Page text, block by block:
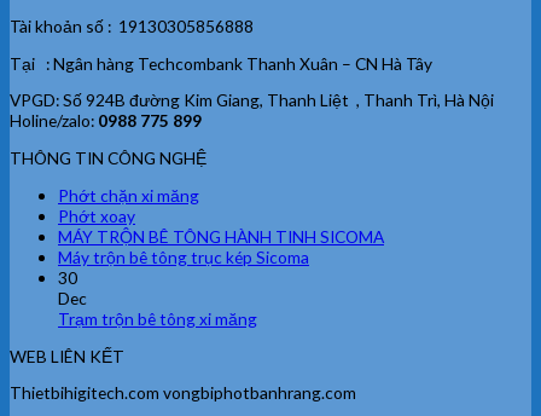
Tài khoản số : 19130305856888
Tại : Ngân hàng Techcombank Thanh Xuân – CN Hà Tây
VPGD: Số 924B đường Kim Giang, Thanh Liệt , Thanh Trì, Hà Nội
Holine/zalo: 0988 775 899
THÔNG TIN CÔNG NGHỆ
Phớt chặn xi măng
Phớt xoay
MÁY TRỘN BÊ TÔNG HÀNH TINH SICOMA
Máy trộn bê tông trục kép Sicoma
30
Dec
Trạm trộn bê tông xi măng
WEB LIÊN KẾT
Thietbihigitech.com vongbiphotbanhrang.com